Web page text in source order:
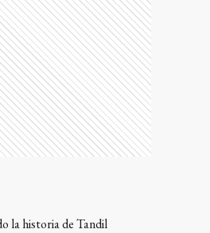
la historia de Tandil